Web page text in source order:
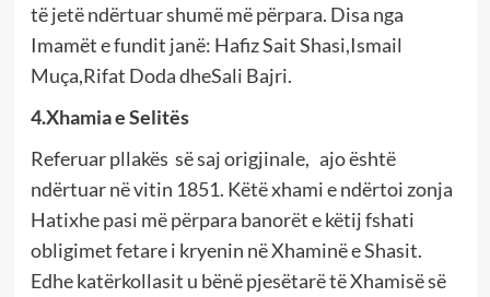
të jetë ndërtuar shumë më përpara. Disa nga
Imamët e fundit janë: Hafiz Sait Shasi,Ismail
Muça,Rifat Doda dheSali Bajri.
4.Xhamia e Selitës
Referuar pllakës së saj origjinale, ajo është
ndërtuar në vitin 1851. Këtë xhami e ndërtoi zonja
Hatixhe pasi më përpara banorët e këtij fshati
obligimet fetare i kryenin në Xhaminë e Shasit.
Edhe katërkollasit u bënë pjesëtarë të Xhamisë së